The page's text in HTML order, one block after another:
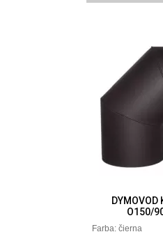
DYMOVOD
O150/
Farba: čierna